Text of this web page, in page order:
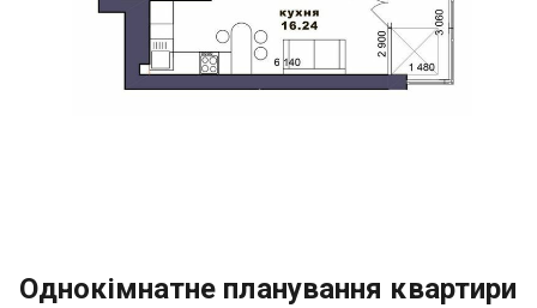
Однокімнатне планування квартири